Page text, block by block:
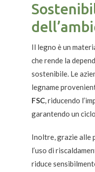
Il legno è un
che rende la
sostenibile. Le
legname
FSC, riducendo
garantendo un
Inoltre, grazie alle
l’uso di
riduce